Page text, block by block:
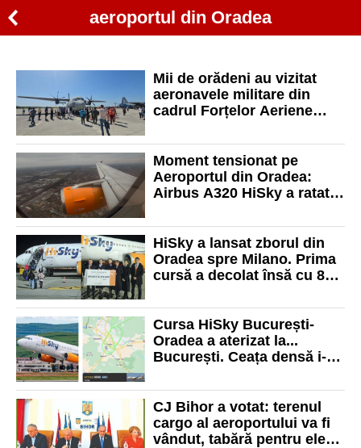
aeroportul din Oradea
Mii de orădeni au vizitat
aeronavele militare din
cadrul Forțelor Aeriene
Aeroportul Oradea
Moment tensionat pe
Aeroportul din Oradea:
Airbus A320 HiSky a ratat
doua încercare
HiSky a lansat zborul din
Oradea spre Milano. Prima
cursă a decolat însă cu 80
Cursa HiSky București-
Oradea a aterizat la...
București. Ceața densă i-a
aeronava înapoi în capitală
CJ Bihor a votat: terenul
cargo al aeroportului va fi
vândut, tabără pentru elevii